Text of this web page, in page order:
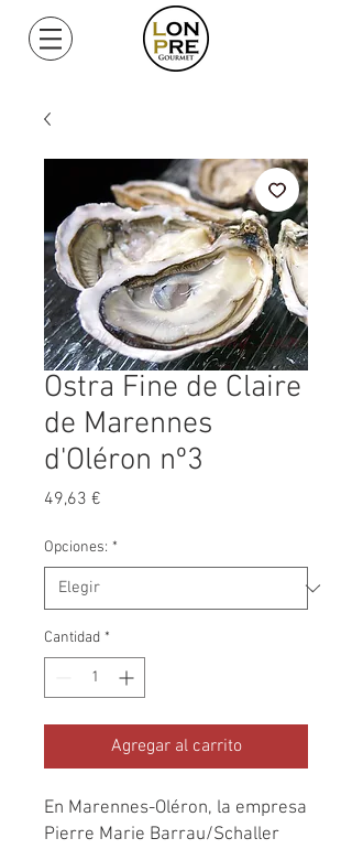
Ostra Fine de Claire
de Marennes
d'Oléron nº3
49,63 €
Opciones: *
Cantidad *
Agregar al carrito
En Marennes-Oléron, la empresa
Pierre Marie Barrau/Schaller